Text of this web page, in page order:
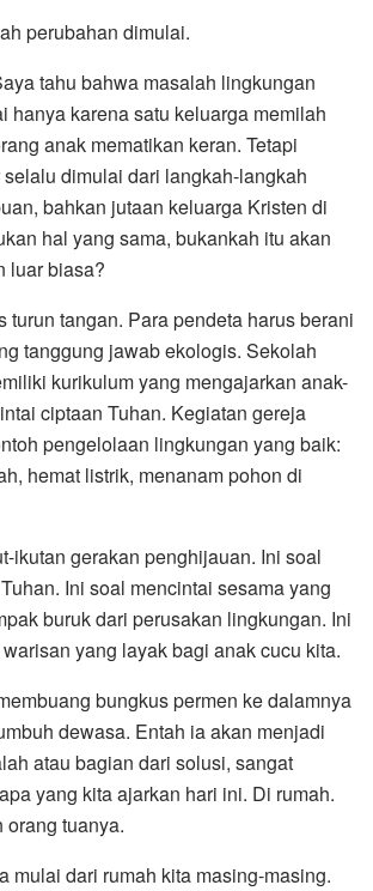
perubahan dimulai.
tahu bahwa masalah lingkungan
hanya karena satu keluarga memilah
anak mematikan keran. Tetapi
dimulai dari langkah-langkah
bahkan jutaan keluarga Kristen di
hal yang sama, bukankah itu akan
luar biasa?
turun tangan. Para pendeta harus berani
tanggung jawab ekologis. Sekolah
kurikulum yang mengajarkan anak-
ciptaan Tuhan. Kegiatan gereja
pengelolaan lingkungan yang baik:
hemat listrik, menanam pohon di
ikutan gerakan penghijauan. Ini soal
Ini soal mencintai sesama yang
buruk dari perusakan lingkungan. Ini
yang layak bagi anak cucu kita.
bungkus permen ke dalamnya
dewasa. Entah ia akan menjadi
atau bagian dari solusi, sangat
yang kita ajarkan hari ini. Di rumah.
orang tuanya.
mulai dari rumah kita masing-masing.